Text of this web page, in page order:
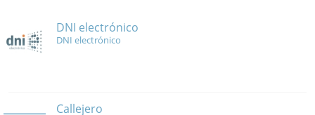
DNI electrónico
DNI electrónico
Callejero